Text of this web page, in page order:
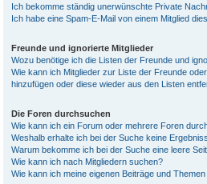
Ich bekomme ständig unerwünschte Private
Ich habe eine Spam-E-Mail von einem Mitglied
Freunde und ignorierte Mitglieder
Wozu benötige ich die Listen der Freunde und
Wie kann ich Mitglieder zur Liste der Freunde
hinzufügen oder diese wieder aus den Listen
Die Foren durchsuchen
Wie kann ich ein Forum oder mehrere Foren
Weshalb erhalte ich bei der Suche keine
Warum bekomme ich bei der Suche eine leere
Wie kann ich nach Mitgliedern suchen?
Wie kann ich meine eigenen Beiträge und